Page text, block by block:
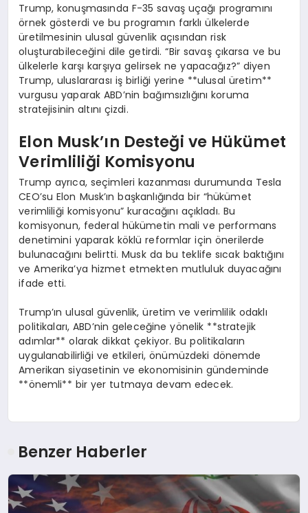
Trump, konuşmasında F-35 savaş uçağı programını
örnek gösterdi ve bu programın farklı ülkelerde
üretilmesinin ulusal güvenlik açısından risk
oluşturabileceğini dile getirdi. “Bir savaş çıkarsa ve bu
ülkelerle karşı karşıya gelirsek ne yapacağız?” diyen
Trump, uluslararası iş birliği yerine **ulusal üretim**
vurgusu yaparak ABD’nin bağımsızlığını koruma
stratejisinin altını çizdi.
Elon Musk’ın Desteği ve Hükümet
Verimliliği Komisyonu
Trump ayrıca, seçimleri kazanması durumunda Tesla
CEO’su Elon Musk’ın başkanlığında bir “hükümet
verimliliği komisyonu” kuracağını açıkladı. Bu
komisyonun, federal hükümetin mali ve performans
denetimini yaparak köklü reformlar için önerilerde
bulunacağını belirtti. Musk da bu teklife sıcak baktığını
ve Amerika’ya hizmet etmekten mutluluk duyacağını
ifade etti.
Trump’ın ulusal güvenlik, üretim ve verimlilik odaklı
politikaları, ABD’nin geleceğine yönelik **stratejik
adımlar** olarak dikkat çekiyor. Bu politikaların
uygulanabilirliği ve etkileri, önümüzdeki dönemde
Amerikan siyasetinin ve ekonomisinin gündeminde
**önemli** bir yer tutmaya devam edecek.
Benzer Haberler